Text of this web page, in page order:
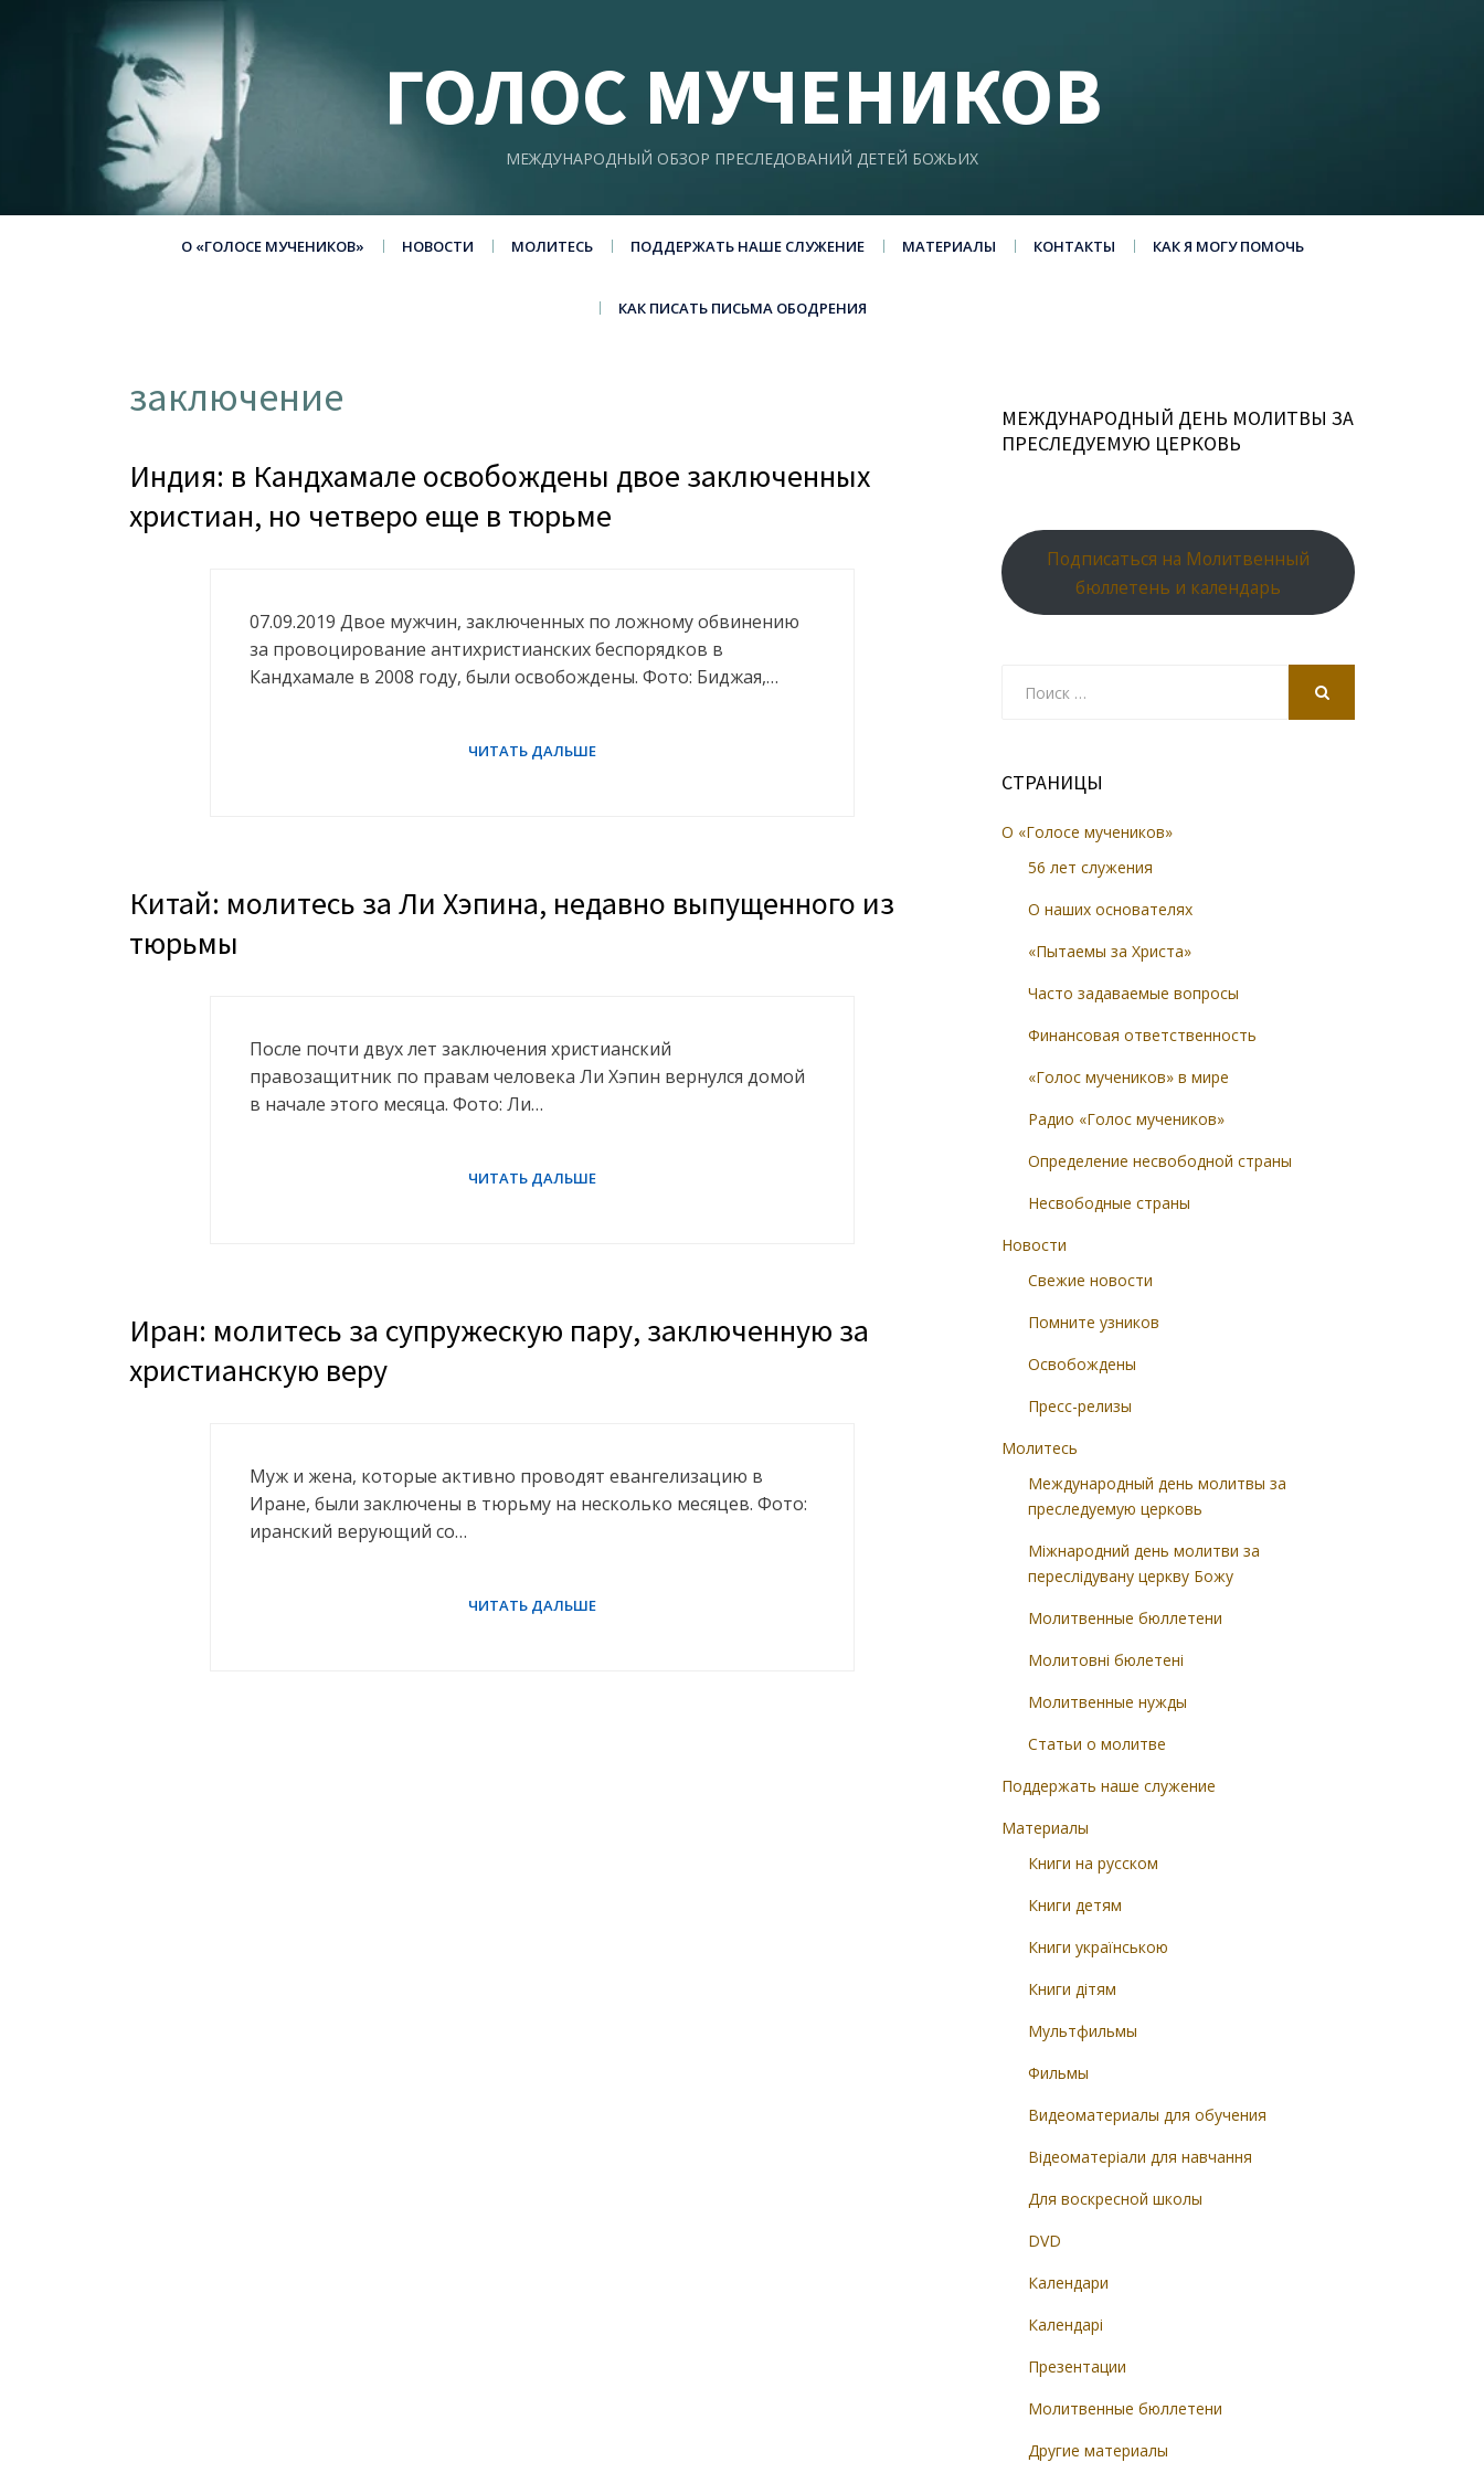
ГОЛОС МУЧЕНИКОВ
МЕЖДУНАРОДНЫЙ ОБЗОР ПРЕСЛЕДОВАНИЙ ДЕТЕЙ БОЖЬИХ
О «ГОЛОСЕ МУЧЕНИКОВ» НОВОСТИ МОЛИТЕСЬ ПОДДЕРЖАТЬ НАШЕ СЛУЖЕНИЕ МАТЕРИАЛЫ КОНТАКТЫ КАК Я МОГУ ПОМОЧЬ
КАК ПИСАТЬ ПИСЬМА ОБОДРЕНИЯ
заключение
Индия: в Кандхамале освобождены двое заключенных
христиан, но четверо еще в тюрьме
07.09.2019 Двое мужчин, заключенных по ложному обвинению
за провоцирование антихристианских беспорядков в
Кандхамале в 2008 году, были освобождены. Фото: Биджая,…
Китай: молитесь за Ли Хэпина, недавно выпущенного из
тюрьмы
После почти двух лет заключения христианский
правозащитник по правам человека Ли Хэпин вернулся домой
в начале этого месяца. Фото: Ли…
Иран: молитесь за супружескую пару, заключенную за
христианскую веру
Муж и жена, которые активно проводят евангелизацию в
Иране, были заключены в тюрьму на несколько месяцев. Фото:
иранский верующий со…
МЕЖДУНАРОДНЫЙ ДЕНЬ МОЛИТВЫ ЗА
ПРЕСЛЕДУЕМУЮ ЦЕРКОВЬ
Подписаться на Молитвенный
бюллетень и календарь
СТРАНИЦЫ
О «Голосе мучеников»
56 лет служения
О наших основателях
«Пытаемы за Христа»
Часто задаваемые вопросы
Финансовая ответственность
«Голос мучеников» в мире
Радио «Голос мучеников»
Определение несвободной страны
Несвободные страны
Новости
Свежие новости
Помните узников
Освобождены
Пресс-релизы
Молитесь
Международный день молитвы за
преследуемую церковь
Міжнародний день молитви за
переслідувану церкву Божу
Молитвенные бюллетени
Молитовні бюлетені
Молитвенные нужды
Статьи о молитве
Поддержать наше служение
Материалы
Книги на русском
Книги детям
Книги українською
Книги дітям
Мультфильмы
Фильмы
Видеоматериалы для обучения
Відеоматеріали для навчання
Для воскресной школы
DVD
Календари
Календарі
Презентации
Молитвенные бюллетени
Другие материалы